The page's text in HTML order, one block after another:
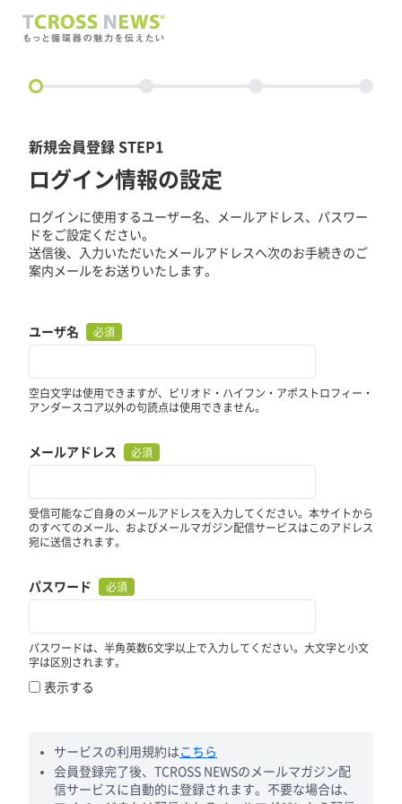
circle
新規会員登録 STEP1
ログイン情報の設定
ログインに使用するユーザー名、メールアドレス、パスワー
ドをご設定ください。
送信後、入力いただいたメールアドレスへ次のお手続きのご
案内メールをお送りいたします。
ユーザ名 必須
空白文字は使用できますが、ピリオド・ハイフン・アポストロフィー・
アンダースコア以外の句読点は使用できません。
メールアドレス 必須
受信可能なご自身のメールアドレスを入力してください。本サイトから
のすべてのメール、およびメールマガジン配信サービスはこのアドレス
宛に送信されます。
パスワード 必須
パスワードは、半角英数6文字以上で入力してください。大文字と小文
字は区別されます。
表示する
サービスの利用規約は こちら
会員登録完了後、TCROSS NEWSのメールマガジン配
信サービスに自動的に登録されます。不要な場合は、